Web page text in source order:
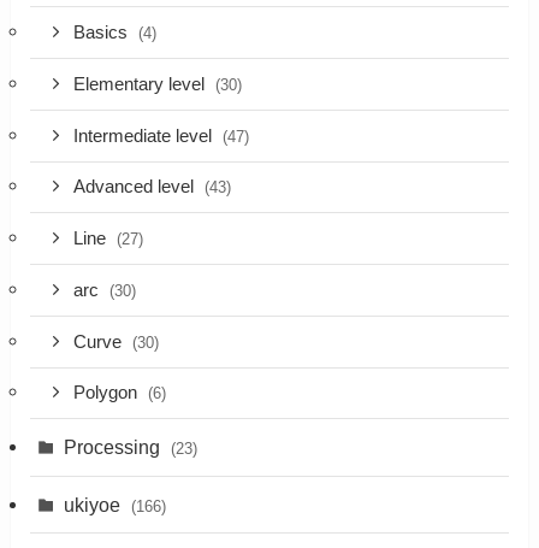
Basics (4)
Elementary level (30)
Intermediate level (47)
Advanced level (43)
Line (27)
arc (30)
Curve (30)
Polygon (6)
Processing (23)
ukiyoe (166)